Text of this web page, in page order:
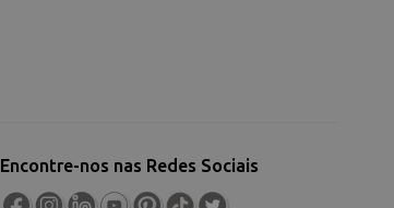
Encontre-nos nas Redes Sociais